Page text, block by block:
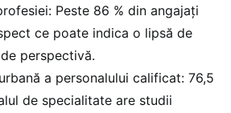
Peste 86 % din angajați
ce poate indica o lipsă de
perspectivă.
a personalului calificat: 76,5
de specialitate are studii